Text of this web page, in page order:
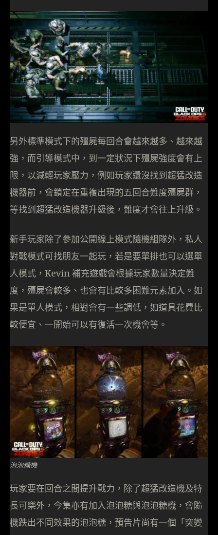
另外標準模式下的殭屍每回合會越來越多、越來越
強，而引導模式中，到一定狀況下殭屍強度會有上
限，以減輕玩家壓力，例如玩家還沒找到超猛改造
機器前，會鎖定在重複出現的五回合難度殭屍群，
等找到超猛改造機器升級後，難度才會往上升級。
新手玩家除了參加公開線上模式隨機組隊外，私人
對戰模式可找朋友一起玩，若是要單排也可以選單
人模式，Kevin 補充遊戲會根據玩家數量決定難
度，殭屍會較多、也會有比較多困難元素加入。如
果是單人模式，相對會有一些調低，如道具花費比
較便宜、一開始可以有復活一次機會等。
泡泡糖機
玩家要在回合之間提升戰力，除了超猛改造機及特
長可樂外，今集亦有加入泡泡糖與泡泡糖機，會隨
機跌出不同效果的泡泡糖，預告片尚有一個「突變